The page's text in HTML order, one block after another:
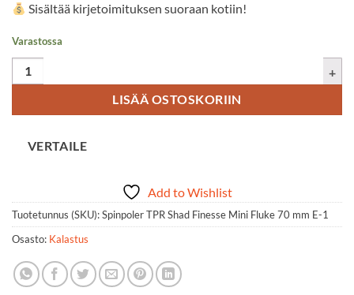
Sisältää kirjetoimituksen suoraan kotiin!
Varastossa
Johncoo TPE 120 mm L määrä
LISÄÄ OSTOSKORIIN
VERTAILE
Add to Wishlist
Tuotetunnus (SKU):Spinpoler TPR Shad Finesse Mini Fluke 70 mm E-1
Osasto: Kalastus